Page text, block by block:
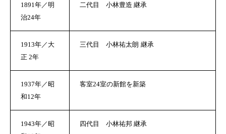
1891年／明
治24年
二代目 小林豊造 継承
1913年／大
正 2年
三代目 小林祐太朗 継承
1937年／昭
和12年
客室24室の新館を新築
1943年／昭
四代目 小林祐邦 継承